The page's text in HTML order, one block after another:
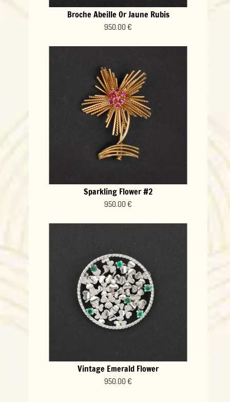
Broche Abeille Or Jaune Rubis
950.00 €
Sparkling Flower #2
950.00 €
Vintage Emerald Flower
950.00 €